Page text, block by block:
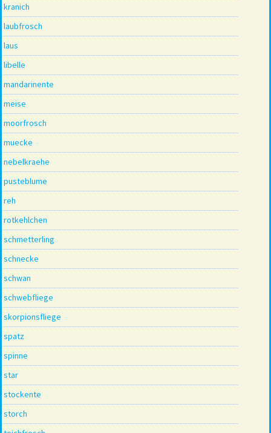
kranich
laubfrosch
laus
libelle
mandarinente
meise
moorfrosch
muecke
nebelkraehe
pusteblume
reh
rotkehlchen
schmetterling
schnecke
schwan
schwebfliege
skorpionsfliege
spatz
spinne
star
stockente
storch